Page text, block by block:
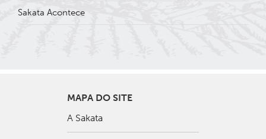
Sakata Acontece
MAPA DO SITE
A Sakata